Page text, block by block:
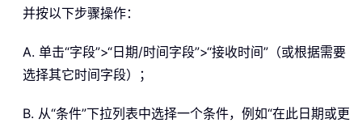
并按以下步骤操作：
A. 单击“字段”>“日期/时间字段”>“接收时间”（或根据需要
选择其它时间字段）；
B. 从“条件”下拉列表中选择一个条件，例如“在此日期或更